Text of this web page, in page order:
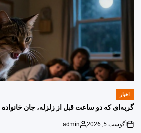
POSTED
IN
اخبار
گربه‌ای که دو ساعت قبل از زلزله، جان خانواده
on
آگوست 5, 2026
Posted
admin